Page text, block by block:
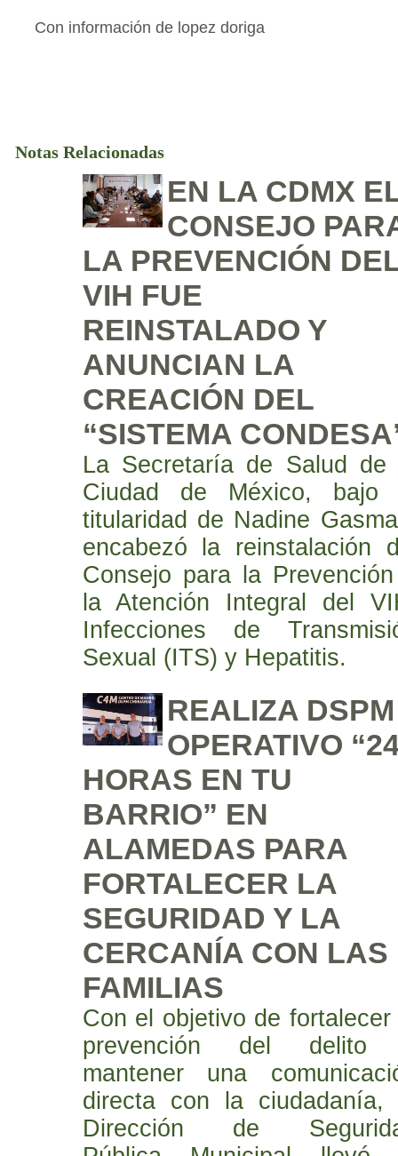
Con información de lopez doriga
Notas Relacionadas
EN LA CDMX
CONSEJO
LA PREVENCIÓN
VIH FUE
REINSTALADO Y
ANUNCIAN LA
CREACIÓN DEL
“SISTEMA
La Secretaría de Salud de
Ciudad de México, bajo
titularidad de Nadine
encabezó la reinstalación
Consejo para la
la Atención Integral del
Infecciones de
Sexual (ITS) y Hepatitis.
REALIZA DSPM
OPERATIVO
HORAS EN TU
BARRIO” EN
ALAMEDAS PARA
FORTALECER LA
SEGURIDAD Y LA
CERCANÍA CON LAS
FAMILIAS
Con el objetivo de fortalecer
prevención del delito
mantener una
directa con la ciudadanía,
Dirección de